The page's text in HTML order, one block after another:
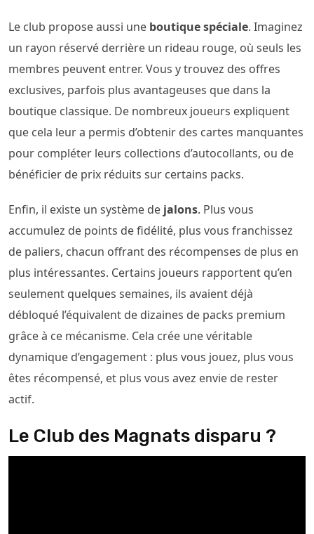
Le club propose aussi une boutique spéciale. Imaginez
un rayon réservé derrière un rideau rouge, où seuls les
membres peuvent entrer. Vous y trouvez des offres
exclusives, parfois plus avantageuses que dans la
boutique classique. De nombreux joueurs expliquent
que cela leur a permis d’obtenir des cartes manquantes
pour compléter leurs collections d’autocollants, ou de
bénéficier de prix réduits sur certains packs.
Enfin, il existe un système de jalons. Plus vous
accumulez de points de fidélité, plus vous franchissez
de paliers, chacun offrant des récompenses de plus en
plus intéressantes. Certains joueurs rapportent qu’en
seulement quelques semaines, ils avaient déjà
débloqué l’équivalent de dizaines de packs premium
grâce à ce mécanisme. Cela crée une véritable
dynamique d’engagement : plus vous jouez, plus vous
êtes récompensé, et plus vous avez envie de rester
actif.
Le Club des Magnats disparu ?